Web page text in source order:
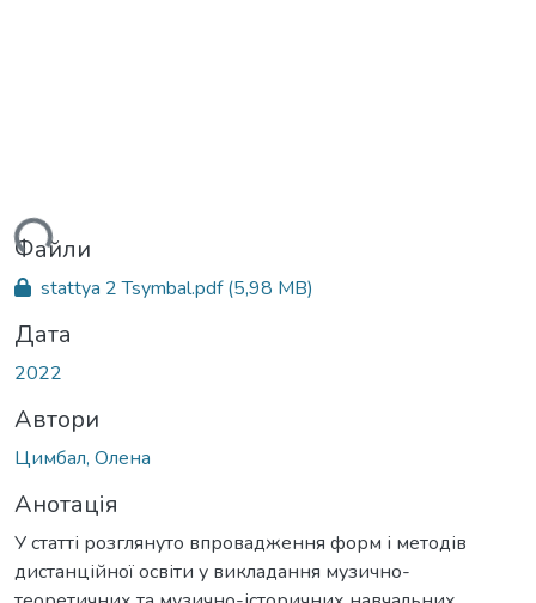
Файли
stattya 2 Tsymbal.pdf(5,98 MB)
Дата
2022
Автори
Цимбал, Олена
Анотація
У статті розглянуто впровадження форм і методів
дистанційної освіти у викладання музично-